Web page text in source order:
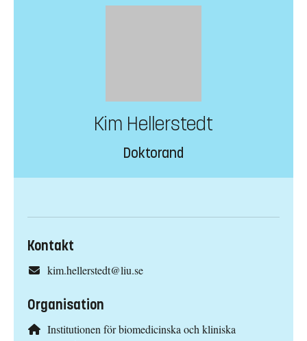
Kim Hellerstedt
Doktorand
Kontakt
kim.hellerstedt@liu.se
Organisation
Institutionen för biomedicinska och kliniska